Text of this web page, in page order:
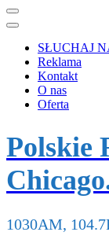
SŁUCHAJ
Reklama
Kontakt
O nas
Oferta
Polskie
1030AM,